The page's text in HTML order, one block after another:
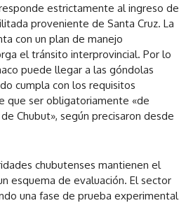
estrictamente al ingreso de
proveniente de Santa Cruz. La
con un plan de manejo
el tránsito interprovincial. Por lo
puede llegar a las góndolas
cumpla con los requisitos
que ser obligatoriamente «de
Chubut», según precisaron desde
chubutenses mantienen el
esquema de evaluación. El sector
una fase de prueba experimental